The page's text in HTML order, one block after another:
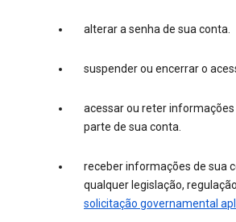
alterar a senha de sua conta.
suspender ou encerrar o
acessar ou reter
parte de sua conta.
receber informações de sua
qualquer legislação,
solicitação governamental